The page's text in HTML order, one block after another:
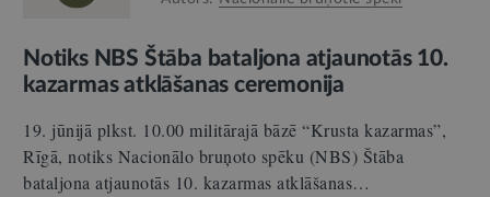
Notiks NBS Štāba bataljona atjaunotās 10.
kazarmas atklāšanas ceremonija
19. jūnijā plkst. 10.00 militārajā bāzē “Krusta kazarmas”,
Rīgā, notiks Nacionālo bruņoto spēku (NBS) Štāba
bataljona atjaunotās 10. kazarmas atklāšanas…